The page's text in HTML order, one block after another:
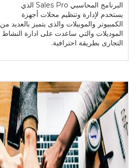
البرنامج المحاسبي Sales Pro الذي
يستخدم لإدارة وتنظيم محلات أجهزة
الكمبيوتر والموبيلات والذى يتميز بالعديد من
الموديلات والتي ساعدت على ادارة النشاط
التجارى بطريقة احترافية.